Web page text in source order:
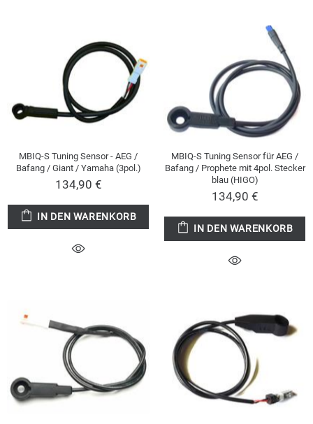
MBIQ-S Tuning Sensor - AEG /
Bafang / Giant / Yamaha (3pol.)
134,90 €
IN DEN WARENKORB
MBIQ-S Tuning Sensor für AEG /
Bafang / Prophete mit 4pol. Stecker
blau (HIGO)
134,90 €
IN DEN WARENKORB